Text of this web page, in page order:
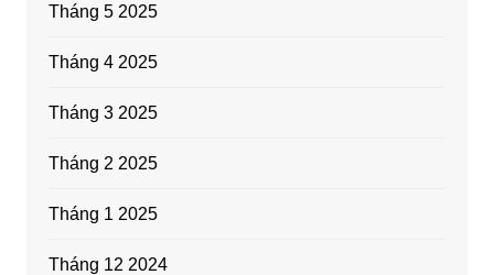
Tháng 5 2025
Tháng 4 2025
Tháng 3 2025
Tháng 2 2025
Tháng 1 2025
Tháng 12 2024